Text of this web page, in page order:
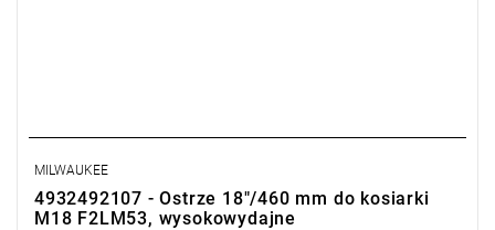
MILWAUKEE
4932492107 - Ostrze 18"/460 mm do kosiarki
M18 F2LM53, wysokowydajne